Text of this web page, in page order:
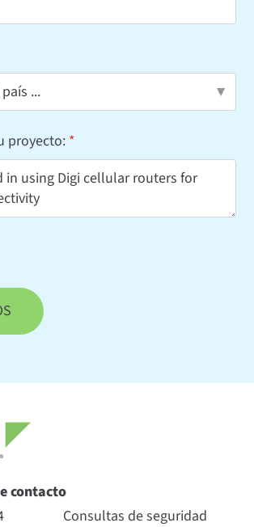
proyecto:
contacto
Consultas de seguridad